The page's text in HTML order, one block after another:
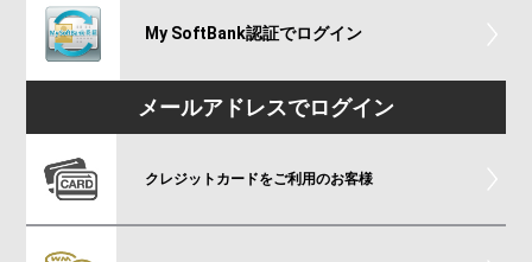
My SoftBank認証でログイン
メールアドレスでログイン
クレジットカードをご利用のお客様